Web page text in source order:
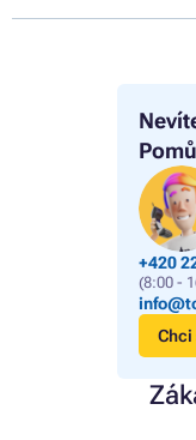
+420
(8:00 -
Chci